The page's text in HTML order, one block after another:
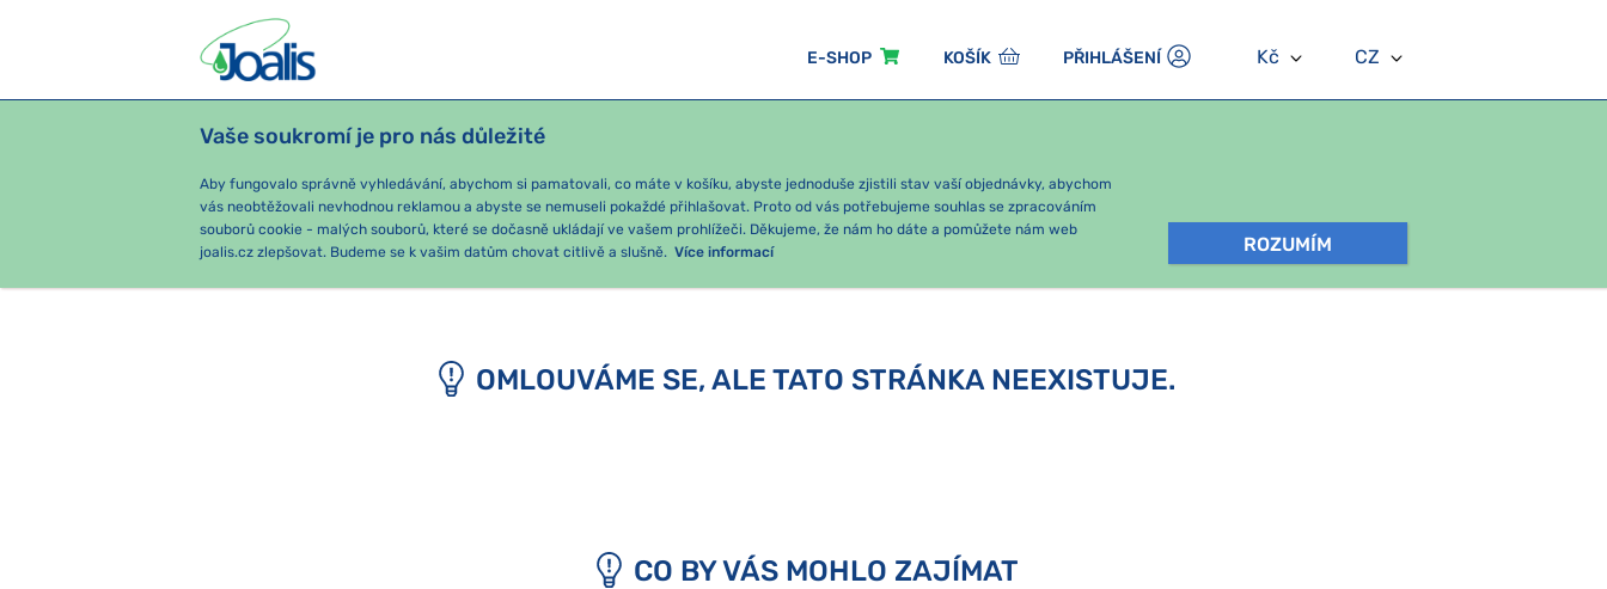
E-SHOP KOŠÍK PŘIHLÁŠENÍ Kč CZ
Vaše soukromí je pro nás důležité
Aby fungovalo správně vyhledávání, abychom si pamatovali, co máte v košíku, abyste jednoduše zjistili stav vaší objednávky, abychom
vás neobtěžovali nevhodnou reklamou a abyste se nemuseli pokaždé přihlašovat. Proto od vás potřebujeme souhlas se zpracováním
souborů cookie - malých souborů, které se dočasně ukládají ve vašem prohlížeči. Děkujeme, že nám ho dáte a pomůžete nám web
joalis.cz zlepšovat. Budeme se k vašim datům chovat citlivě a slušně. Více informací ROZUMÍM
PRODUKTY PODLE OBTÍŽÍ SEZÓNNÍ BALÍČKY
OMLOUVÁME SE, ALE TATO STRÁNKA NEEXISTUJE.
CO BY VÁS MOHLO ZAJÍMAT